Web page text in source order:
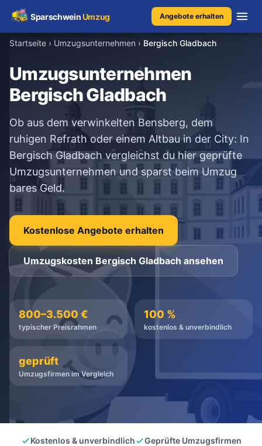
SparschweinUmzug Angebote erhalten
Umzugskosten
Kostenrechner
Ratgeber
Erfahrungen
Kostenlose Beratung
+49 1579 2639409
unverbindlich
Startseite › Umzugsunternehmen › Bergisch Gladbach
Umzugsunternehmen
Bergisch Gladbach
Ob aus dem verwinkelten Bensberg, dem
ruhigen Refrath oder einem Altbau in der City: In
Bergisch Gladbach vergleichst du hier geprüfte
Umzugsunternehmen und sparst beim Umzug
bares Geld.
Kostenlose Angebote erhalten
Umzugskosten Bergisch Gladbach ansehen
800–3.500 €
typischer Preisrahmen
100 %
kostenlos & unverbindlich
geprüft
Umzugsfirmen im Vergleich
Kostenlos & unverbindlich
Geprüfte Umzugsfirmen